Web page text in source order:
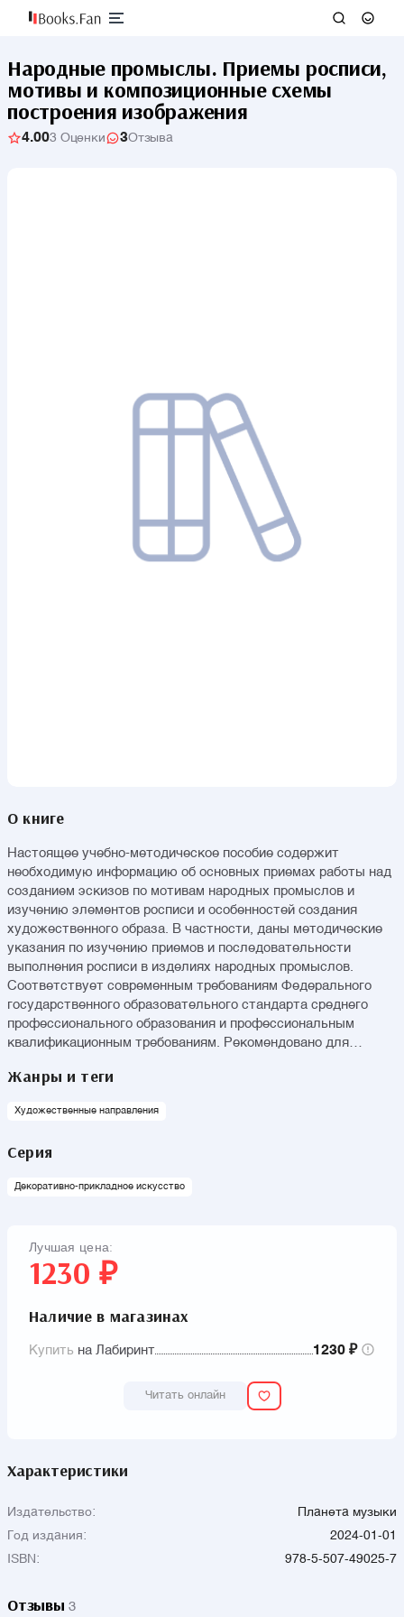
Народные промыслы. Приемы росписи,
мотивы и композиционные схемы
построения изображения
4.003 Оценки 3Отзыва
О книге
Настоящее учебно-методическое пособие содержит
необходимую информацию об основных приемах работы над
созданием эскизов по мотивам народных промыслов и
изучению элементов росписи и особенностей создания
художественного образа. В частности, даны методические
указания по изучению приемов и последовательности
выполнения росписи в изделиях народных промыслов.
Соответствует современным требованиям Федерального
государственного образовательного стандарта среднего
профессионального образования и профессиональным
квалификационным требованиям. Рекомендовано для
Жанры и теги
Художественные направления
Серия
Декоративно-прикладное искусство
Лучшая цена:
1230 ₽
Наличие в магазинах
Купить на Лабиринт 1230 ₽
Читать онлайн
Характеристики
Издательство:
Планета музыки
Год издания:
2024-01-01
ISBN:
978-5-507-49025-7
Отзывы 3